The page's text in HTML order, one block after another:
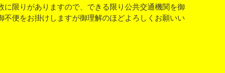
に限りがありますので、できる限り公共交通機関を御
不便をお掛けしますが御理解のほどよろしくお願いい